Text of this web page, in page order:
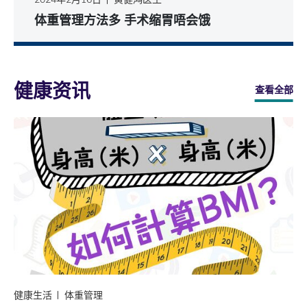
体重管理方法多 手术缩胃唔会饿
健康资讯 查看全部
健康生活 体重管理